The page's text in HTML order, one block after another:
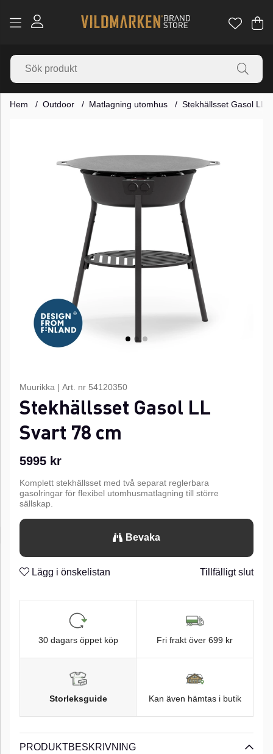
.
Hem Outdoor Matlagning utomhus Stekhällsset Gasol LL
Muurikka | Art. nr 54120350
Stekhällsset Gasol LL
Svart 78 cm
5995 kr
Komplett stekhällsset med två separat reglerbara
gasolringar för flexibel utomhusmatlagning till större
sällskap.
Bevaka
Lägg i önskelistan Tillfälligt slut
30 dagars öppet köp Fri frakt över 699 kr
Storleksguide Kan även hämtas i butik
PRODUKTBESKRIVNING